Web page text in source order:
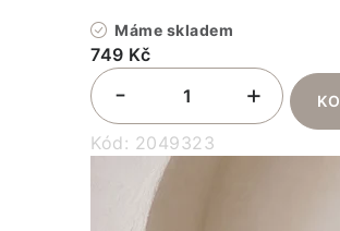
Máme skladem
749 Kč
Kód: 2049323